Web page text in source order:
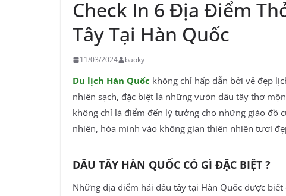
Check In 6 Địa Điểm
Tây Tại Hàn Quốc
11/03/2024 baoky
Du lịch Hàn Quốc không chỉ hấp dẫn bởi vẻ đẹp
nhiên sạch, đặc biệt là những vườn dâu tây thơ
không chỉ là điểm đến lý tưởng cho những giáo đồ
nhiên, hòa mình vào không gian thiên nhiên tươi
DÂU TÂY HÀN QUỐC CÓ GÌ ĐẶC BIỆT ?
Những địa điểm hái dâu tây tại Hàn Quốc được